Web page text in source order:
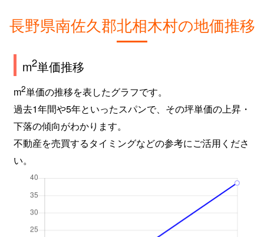
長野県南佐久郡北相木村の地価推移
m2単価推移
m2単価の推移を表したグラフです。
過去1年間や5年といったスパンで、その坪単価の上昇・
下落の傾向がわかります。
不動産を売買するタイミングなどの参考にご活用くださ
い。